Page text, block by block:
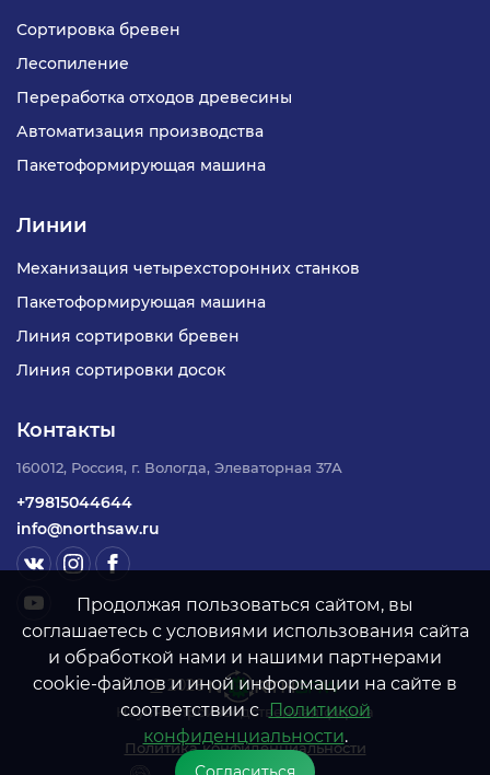
Сортировка бревен
Лесопиление
Переработка отходов древесины
Автоматизация производства
Пакетоформирующая машина
Линии
Механизация четырехсторонних станков
Пакетоформирующая машина
Линия сортировки бревен
Линия сортировки досок
Контакты
160012, Россия, г. Вологда, Элеваторная 37А
+79815044644
info@northsaw.ru
©2026
Научно-производственная фирма
Политика конфиденциальности
Продолжая пользоваться сайтом, вы
соглашаетесь с условиями использования сайта
и обработкой нами и нашими партнерами
cookie-файлов и иной информации на сайте в
соответствии с Политикой
конфиденциальности.